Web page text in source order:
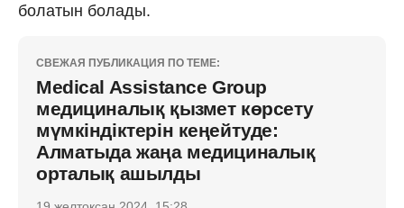
болатын болады.
СВЕЖАЯ ПУБЛИКАЦИЯ ПО ТЕМЕ:
Medical Assistance Group
медициналық қызмет көрсету
мүмкіндіктерін кеңейтуде:
Алматыда жаңа медициналық
орталық ашылды